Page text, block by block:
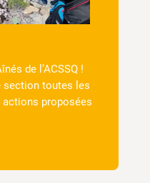
de l’ACSSQ !
section toutes les
proposées